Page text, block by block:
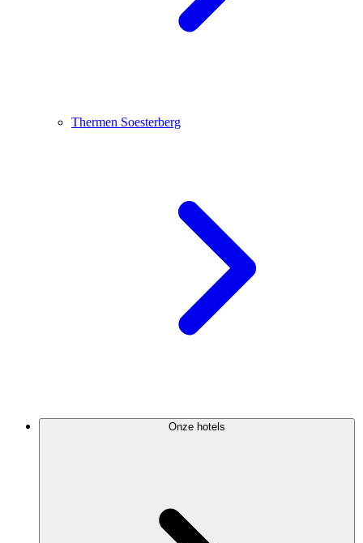
Thermen Soesterberg
Onze hotels